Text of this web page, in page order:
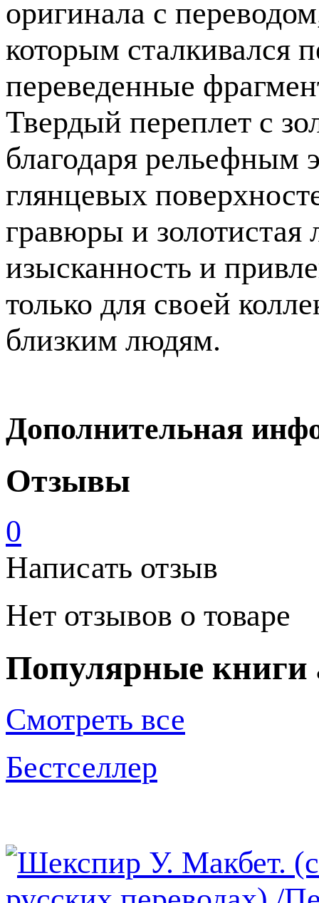
оригинала с
которым сталкивался
переведенные
Твердый переплет с
благодаря рельефным
глянцевых
гравюры и золотистая
изысканность и
только для своей
близким людям.
Дополнительная
Отзывы
0
Написать отзыв
Нет отзывов о товаре
Популярные книги
Смотреть все
Бестселлер